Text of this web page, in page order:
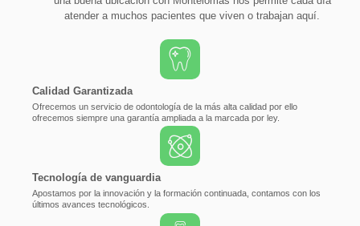
atender a muchos pacientes que viven o trabajan aquí.
Calidad Garantizada
Ofrecemos un servicio de odontología de la más alta calidad por ello
ofrecemos siempre una garantía ampliada a la marcada por ley.
Tecnología de vanguardia
Apostamos por la innovación y la formación continuada, contamos con los
últimos avances tecnológicos.